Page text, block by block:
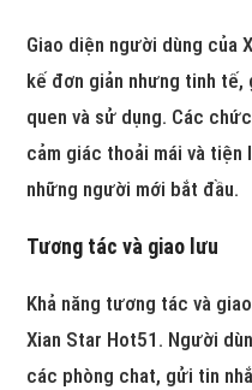
Giao diện người dùng của
kế đơn giản nhưng tinh tế,
quen và sử dụng. Các
cảm giác thoải mái và
những người mới bắt đầu.
Tương tác và giao lưu
Khả năng tương tác và
Xian Star Hot51. Người
các phòng chat, gửi tin